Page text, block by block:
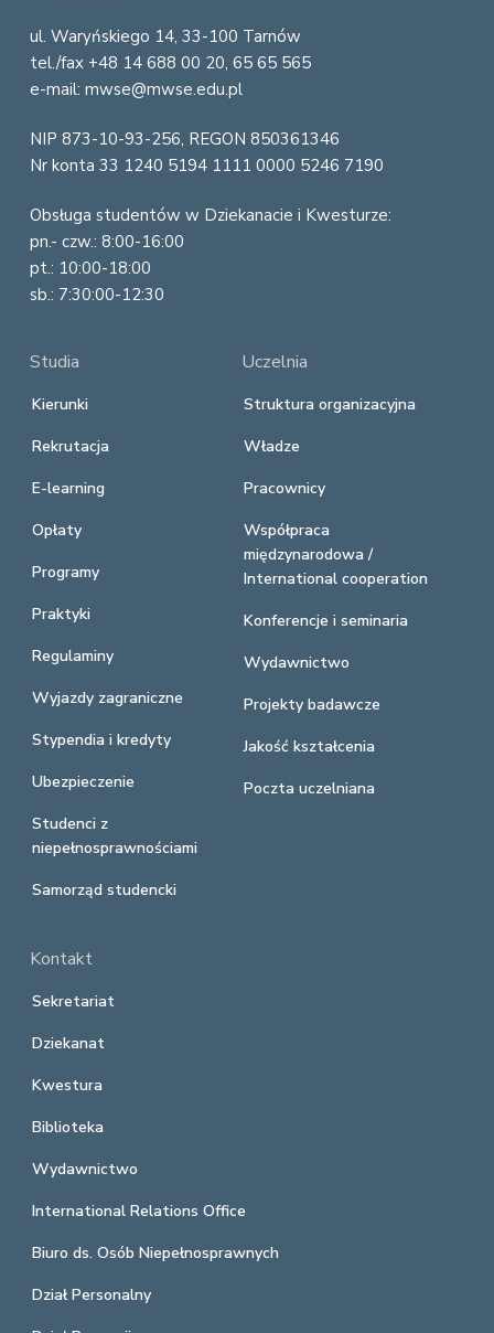
ul. Waryńskiego 14, 33-100 Tarnów
tel./fax +48 14 688 00 20, 65 65 565
e-mail: mwse@mwse.edu.pl
NIP 873-10-93-256, REGON 850361346
Nr konta 33 1240 5194 1111 0000 5246 7190
Obsługa studentów w Dziekanacie i Kwesturze:
pn.- czw.: 8:00-16:00
pt.: 10:00-18:00
sb.: 7:30:00-12:30
Studia
Kierunki
Rekrutacja
E-learning
Opłaty
Programy
Praktyki
Regulaminy
Wyjazdy zagraniczne
Stypendia i kredyty
Ubezpieczenie
Studenci z
niepełnosprawnościami
Samorząd studencki
Uczelnia
Struktura organizacyjna
Władze
Pracownicy
Współpraca
międzynarodowa /
International cooperation
Konferencje i seminaria
Wydawnictwo
Projekty badawcze
Jakość kształcenia
Poczta uczelniana
Kontakt
Sekretariat
Dziekanat
Kwestura
Biblioteka
Wydawnictwo
International Relations Office
Biuro ds. Osób Niepełnosprawnych
Dział Personalny